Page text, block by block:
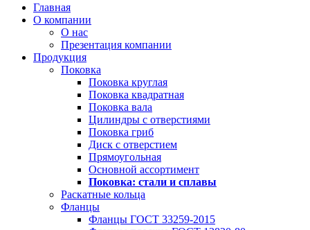
Главная
О компании
О нас
Презентация компании
Продукция
Поковка
Поковка круглая
Поковка квадратная
Поковка вала
Цилиндры с отверстиями
Поковка гриб
Диск с отверстием
Прямоугольная
Основной ассортимент
Поковка: cтали и сплавы
Раскатные кольца
Фланцы
Фланцы ГОСТ 33259-2015